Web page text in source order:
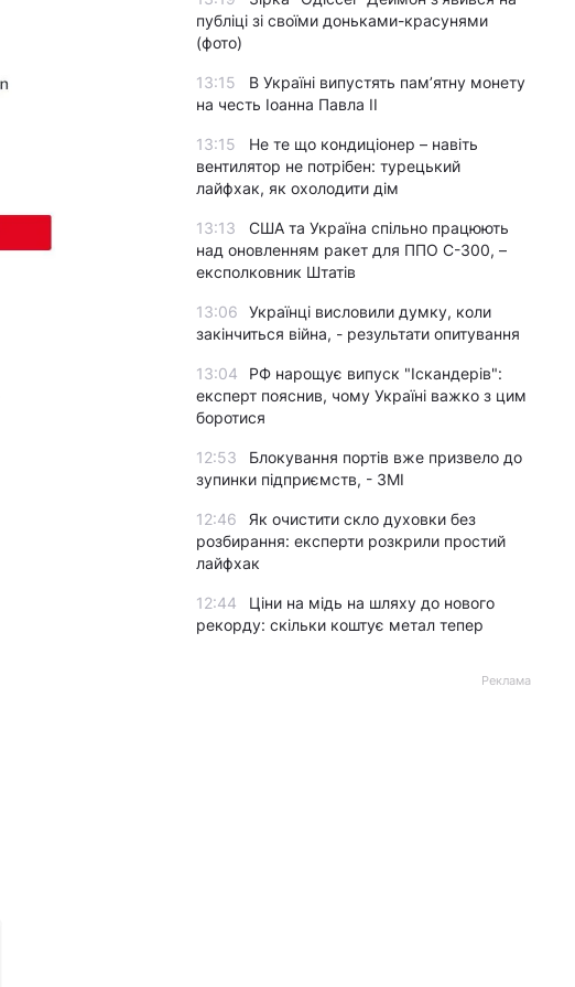
публіці зі своїми доньками-красунями
(фото)
13:15
В Україні випустять пам’ятну монету
на честь Іоанна Павла II
13:15
Не те що кондиціонер – навіть
вентилятор не потрібен: турецький
лайфхак, як охолодити дім
13:13
США та Україна спільно працюють
над оновленням ракет для ППО С-300, –
експолковник Штатів
13:06
Українці висловили думку, коли
закінчиться війна, - результати опитування
13:04
РФ нарощує випуск "Іскандерів":
експерт пояснив, чому Україні важко з цим
боротися
12:53
Блокування портів вже призвело до
зупинки підприємств, - ЗМІ
12:46
Як очистити скло духовки без
розбирання: експерти розкрили простий
лайфхак
12:44
Ціни на мідь на шляху до нового
рекорду: скільки коштує метал тепер
Реклама